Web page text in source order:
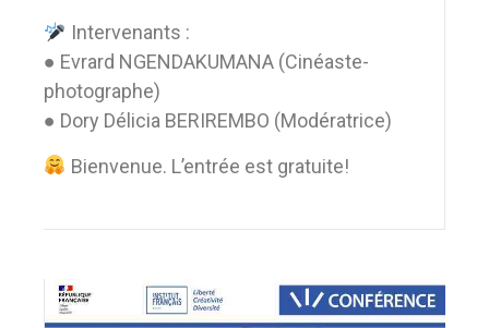
Intervenants :
● Evrard NGENDAKUMANA (Cinéaste-
photographe)
● Dory Délicia BERIREMBO (Modératrice)
Bienvenue. L’entrée est gratuite!